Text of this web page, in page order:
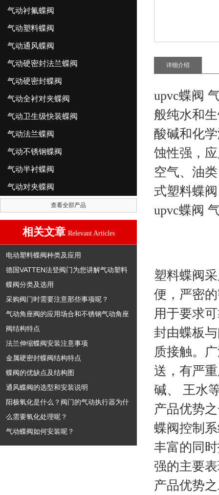
气动衬氟蝶阀
气动塑料蝶阀
气动通风蝶阀
气动硬密封法兰蝶阀
气动硬密封蝶阀
气动全衬对夹蝶阀
气动卫生级快装蝶阀
气动法兰蝶阀
气动不锈钢蝶阀
气动半衬蝶阀
气动对夹蝶阀
查看全部产品
相关文章 Relevant Articles
电动塑料蝶阀种类及应用
德国VATTEN法登阀门为您讲解气动塑料
蝶阀分类及选用
采购阀门时需要注意那些事项呢？
气动角座阀的应用场合和不锈钢气动角座
阀结构特点
法兰伸缩蝶阀安装注意事项
金属硬密封蝶阀结构特点
蝶阀的优缺点及结构图
通风蝶阀的选型和安装说明
阳极氧化是什么？阀门的气动执行器为什
么需要氧化处理呢？
气动蝶阀如何安装呢？
详细介绍
upvc蝶阀
般纯水和
酸碱和化
蚀性强，
空气、油
式塑料蝶
upvc蝶阀
塑料蝶阀
便，严密
用于要求
封由蝶板
质接触。
送，有严
碱、 王水
产品优势
蝶阀控制
丰富的同
强的主要
产品优势